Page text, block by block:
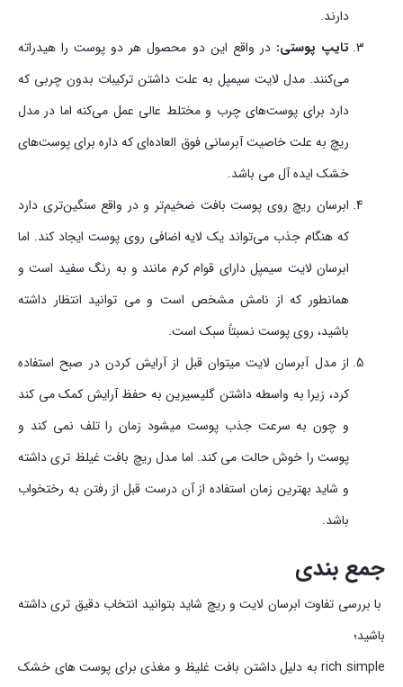
دارند.
تایپ پوستی: در واقع این دو محصول هر دو پوست را هیدراته
می‌کنند. مدل لایت سیمپل به علت داشتن ترکیبات بدون چربی که
دارد برای پوست‌های چرب و مختلط عالی عمل می‌کنه اما در مدل
ریچ به علت خاصیت آبرسانی فوق العاده‌ای که داره برای پوست‌های
خشک ایده آل می باشد.
ابرسان ریچ روی پوست بافت ضخیم‌تر و در واقع سنگین‌تری دارد
که هنگام جذب می‌تواند یک لایه اضافی روی پوست ایجاد کند. اما
ابرسان لایت سیمپل دارای قوام کرم مانند و به رنگ سفید است و
همانطور که از نامش مشخص است و می توانید انتظار داشته
باشید، روی پوست نسبتاً سبک است.
از مدل آبرسان لایت میتوان قبل از آرایش کردن در صبح استفاده
کرد، زیرا به واسطه داشتن گلیسیرین به حفظ آرایش کمک می کند
و چون به سرعت جذب پوست میشود زمان را تلف نمی کند و
پوست را خوش حالت می کند. اما مدل ریچ بافت غیلظ تری داشته
و شاید بهترین زمان استفاده از آن درست قبل از رفتن به رختخواب
باشد.
جمع بندی
با بررسی تفاوت ابرسان لایت و ریچ شاید بتوانید انتخاب دقیق تری داشته
باشید؛
rich simple به دلیل داشتن بافت غلیظ و مغذی برای پوست های خشک